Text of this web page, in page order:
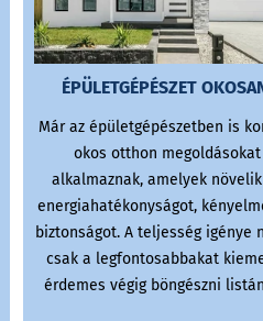
ÉPÜLETGÉPÉSZET
Már az épületgépészetben is
okos otthon megoldásokat
alkalmaznak, amelyek
energiahatékonyságot,
biztonságot. A teljesség igénye
csak a legfontosabbakat
érdemes végig böngészni